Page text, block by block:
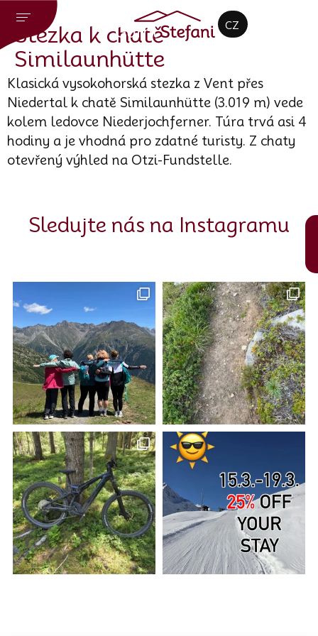
CZ
DE
EN
Stezka k chatě
Similaunhütte
Klasická vysokohorská stezka z Vent přes
Niedertal k chatě Similaunhütte (3.019 m) vede
kolem ledovce Niederjochferner. Túra trvá asi 4
hodiny a je vhodná pro zdatné turisty. Z chaty
otevřený výhled na Otzi-Fundstelle.
Sledujte nás na Instagramu